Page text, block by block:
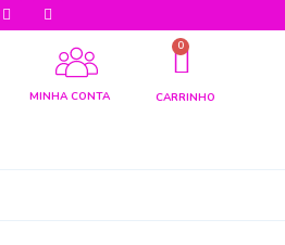
MINHA CONTA
0
CARRINHO